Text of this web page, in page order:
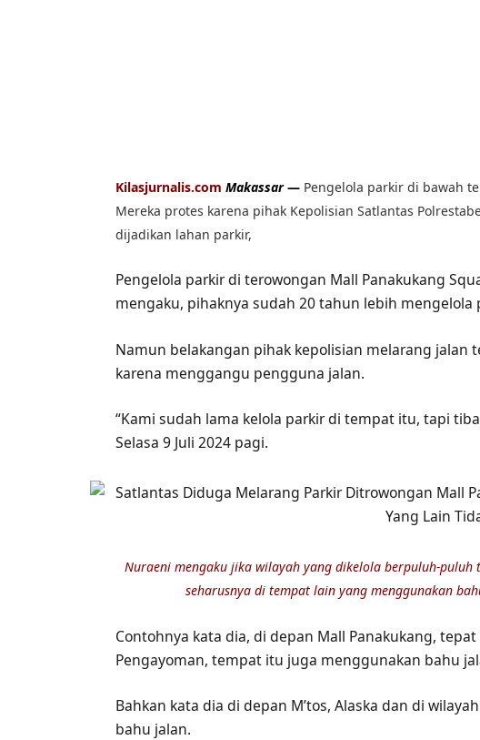
Kilasjurnalis.comMakassar— Pengelola parkir di bawah
Mereka protes karena pihak Kepolisian Satlantas
dijadikan lahan parkir,
Pengelola parkir di terowongan Mall Panakukang
mengaku, pihaknya sudah 20 tahun lebih
Namun belakangan pihak kepolisian melarang
karena menggangu pengguna jalan.
“Kami sudah lama kelola parkir di tempat itu, tapi
Selasa 9 Juli 2024 pagi.
Nuraeni mengaku jika wilayah yang dikelola berpuluh-
seharusnya di tempat lain yang menggunakan
Contohnya kata dia, di depan Mall Panakukang, tepat
Pengayoman, tempat itu juga menggunakan bahu
Bahkan kata dia di depan M’tos, Alaska dan di
bahu jalan.